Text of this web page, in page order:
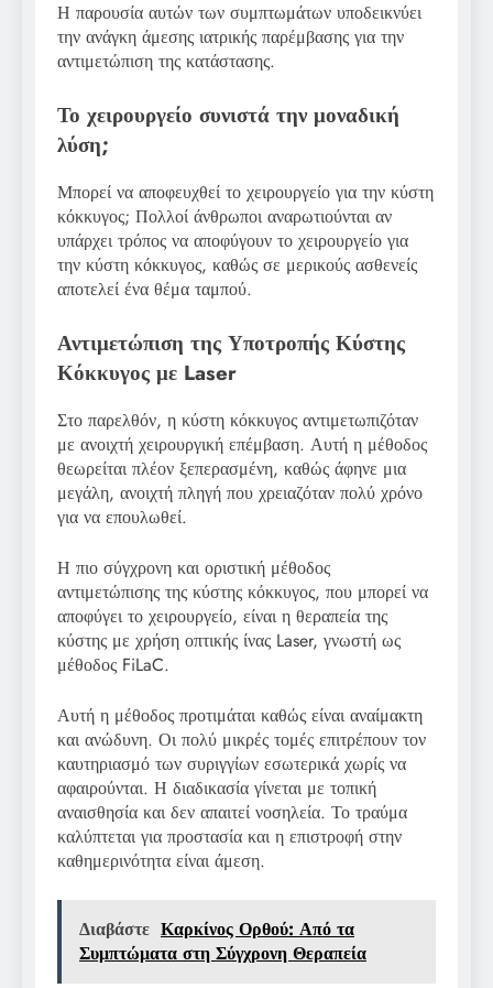
Η παρουσία αυτών των συμπτωμάτων υποδεικνύει
την ανάγκη άμεσης ιατρικής παρέμβασης για την
αντιμετώπιση της κατάστασης.
Το χειρουργείο συνιστά την μοναδική
λύση;
Μπορεί να αποφευχθεί το χειρουργείο για την κύστη
κόκκυγος; Πολλοί άνθρωποι αναρωτιούνται αν
υπάρχει τρόπος να αποφύγουν το χειρουργείο για
την κύστη κόκκυγος, καθώς σε μερικούς ασθενείς
αποτελεί ένα θέμα ταμπού.
Αντιμετώπιση της Υποτροπής Κύστης
Κόκκυγος με Laser
Στο παρελθόν, η κύστη κόκκυγος αντιμετωπιζόταν
με ανοιχτή χειρουργική επέμβαση. Αυτή η μέθοδος
θεωρείται πλέον ξεπερασμένη, καθώς άφηνε μια
μεγάλη, ανοιχτή πληγή που χρειαζόταν πολύ χρόνο
για να επουλωθεί.
Η πιο σύγχρονη και οριστική μέθοδος
αντιμετώπισης της κύστης κόκκυγος, που μπορεί να
αποφύγει το χειρουργείο, είναι η θεραπεία της
κύστης με χρήση οπτικής ίνας Laser, γνωστή ως
μέθοδος FiLaC.
Αυτή η μέθοδος προτιμάται καθώς είναι αναίμακτη
και ανώδυνη. Οι πολύ μικρές τομές επιτρέπουν τον
καυτηριασμό των συριγγίων εσωτερικά χωρίς να
αφαιρούνται. Η διαδικασία γίνεται με τοπική
αναισθησία και δεν απαιτεί νοσηλεία. Το τραύμα
καλύπτεται για προστασία και η επιστροφή στην
καθημερινότητα είναι άμεση.
Διαβάστε Καρκίνος Ορθού: Από τα
Συμπτώματα στη Σύγχρονη Θεραπεία